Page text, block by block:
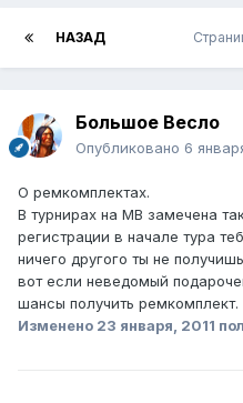
НАЗАД
Большое Весло
Опубликовано 6
О ремкомплектах.
В турнирах на МВ замечена
регистрации в начале тура
ничего другого ты не
вот если неведомый
шансы получить ремкомплект.
Изменено 23 января, 2011